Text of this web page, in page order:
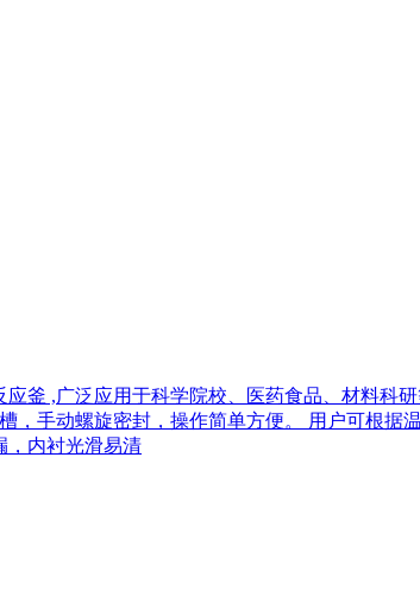
釜 ,广泛应用于科学院校、医药食品、材料科
，手动螺旋密封，操作简单方便。 用户可根据
，内衬光滑易清